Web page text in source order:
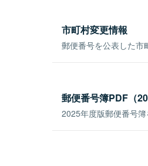
市町村変更情報
郵便番号を公表した市
郵便番号簿PDF（
2025年度版郵便番号簿